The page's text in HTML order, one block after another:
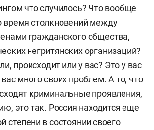
что случилось? Что вообще
время столкновений между
гражданского общества,
негритянских организаций?
происходит или у вас? Это у вас
много своих проблем. А то, что
криминальные проявления,
это так. Россия находится еще
степени в состоянии своего